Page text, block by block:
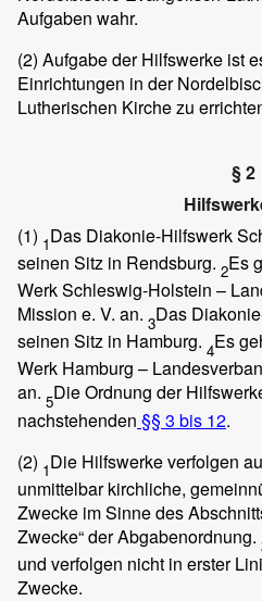
Aufgaben wahr.
(2) Aufgabe der Hilfswerke ist
Einrichtungen in der
Lutherischen Kirche zu
§ 2
(1) 1Das Diakonie-Hilfswerk
seinen Sitz in Rendsburg. 2Es
Werk Schleswig-Holstein –
Mission e. V. an. 3Das
seinen Sitz in Hamburg. 4Es
Werk Hamburg –
an. 5Die Ordnung der
nachstehenden §§ 3 bis 12.
(2) 1Die Hilfswerke verfolgen
unmittelbar kirchliche,
Zwecke im Sinne des
Zwecke“ der Abgabenordnung.
und verfolgen nicht in erster
Zwecke.